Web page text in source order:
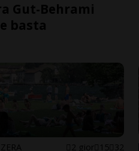
Gut-Behrami
basta
2 gior 15 32